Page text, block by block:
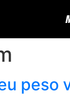
peso